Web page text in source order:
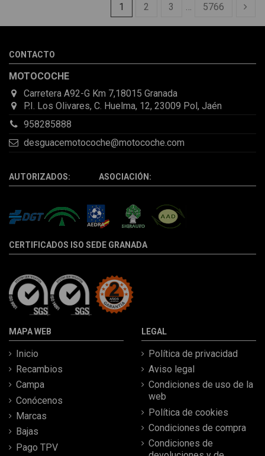
1 2 3 5766
CONTACTO
MOTOCOCHE
Carretera A92-G Km 7,18015 Granada
P.I. Los Olivares, C. Huelma, 12, 23009 Pol, Jaén
958285888
desguacemotocoche@motocoche.com
AUTORIZADOS: ASOCIACIÓN:
CERTIFICADOS ISO SEDE GRANADA
MAPA WEB
Inicio
Recambios
Campa
Conócenos
Marcas
Bajas
Pago TPV
LEGAL
Política de privacidad
Aviso legal
Condiciones de uso de la
web
Política de cookies
Condiciones de compra
Condiciones de